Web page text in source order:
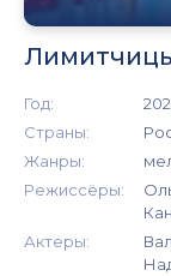
Год:
Страны:
Жанры:
Режиссёры:
Актеры: